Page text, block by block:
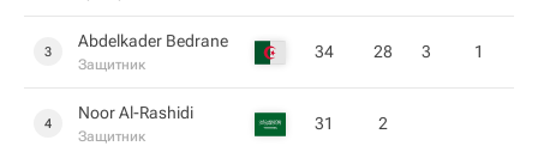
3
Abdelkader Bedrane
Защитник
34 28 3 1
4
Noor Al-Rashidi
Защитник
31 2